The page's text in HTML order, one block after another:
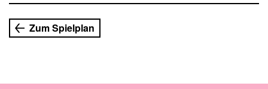
Zum Spielplan